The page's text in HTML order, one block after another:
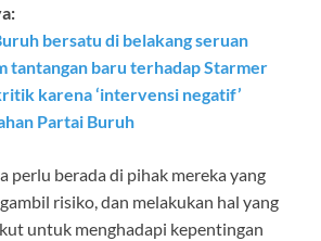
bersatu di belakang seruan
tantangan baru terhadap Starmer
karena ‘intervensi negatif’
Partai Buruh
perlu berada di pihak mereka yang
risiko, dan melakukan hal yang
untuk menghadapi kepentingan